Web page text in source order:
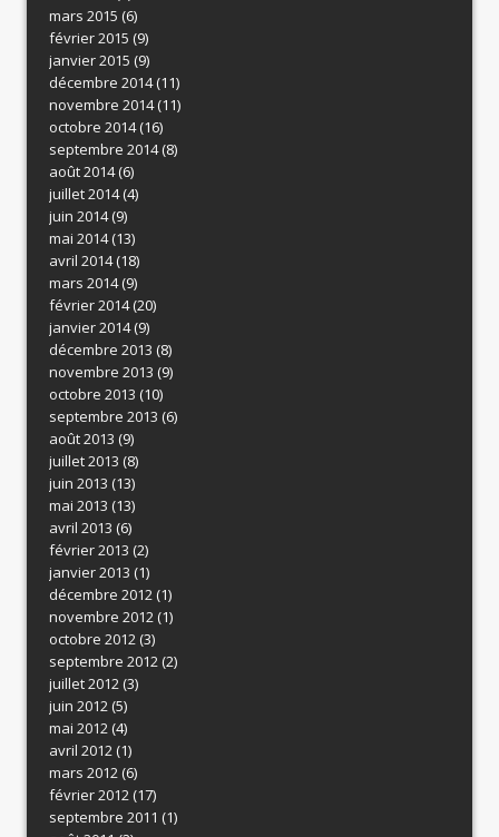
mars 2015 (6)
février 2015 (9)
janvier 2015 (9)
décembre 2014(11)
novembre 2014(11)
octobre 2014(16)
septembre 2014(8)
août 2014(6)
juillet 2014(4)
juin 2014(9)
mai 2014(13)
avril 2014(18)
mars 2014(9)
février 2014(20)
janvier 2014(9)
décembre 2013 (8)
novembre 2013 (9)
octobre 2013 (10)
septembre 2013 (6)
août 2013 (9)
juillet 2013 (8)
juin 2013 (13)
mai 2013 (13)
avril 2013 (6)
février 2013 (2)
janvier 2013 (1)
décembre 2012(1)
novembre 2012(1)
octobre 2012(3)
septembre 2012(2)
juillet 2012(3)
juin 2012(5)
mai 2012(4)
avril 2012(1)
mars 2012(6)
février 2012(17)
septembre 2011 (1)